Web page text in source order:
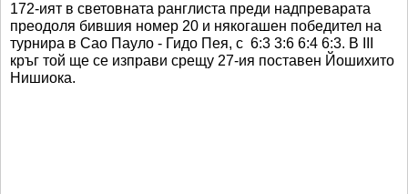
172-ият в световната ранглиста преди надпреварата
преодоля бившия номер 20 и някогашен победител на
турнира в Сао Пауло - Гидо Пея, с 6:3 3:6 6:4 6:3. В III
кръг той ще се изправи срещу 27-ия поставен Йошихито
Нишиока.